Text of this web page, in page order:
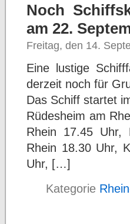
Noch
am 22.
Freitag, den 14.
Eine lustige
derzeit noch für
Das Schiff startet
Rüdesheim am
Rhein 17.45 Uhr,
Rhein 18.30 Uhr,
Uhr, […]
Kategorie